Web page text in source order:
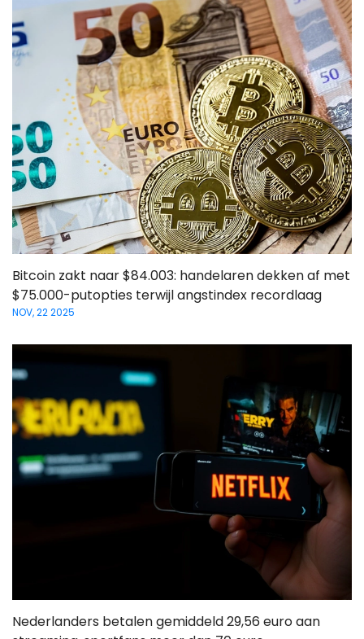
Bitcoin zakt naar $84.003: handelaren dekken af met
$75.000-putopties terwijl angstindex recordlaag
NOV, 22 2025
Nederlanders betalen gemiddeld 29,56 euro aan